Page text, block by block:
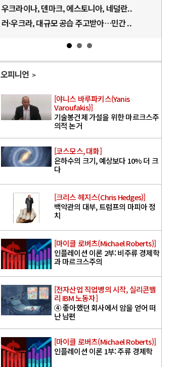
트럼프, 이란 압박수단 한계 직면
하마스, 가자 통치권 이양으로 휴전 의지..
오피니언
[야니스 바루파키스(Yanis
Varoufakis)]
기술봉건제 가설을 위한 마르크스주
의적 논거
[코스모스, 대화]
은하수의 크기, 예상보다 10% 더 크
다
[크리스 헤지스(Chris Hedges)]
백악관의 대부, 트럼프의 마피아 정
치
[마이클 로버츠(Michael Roberts)]
인플레이션 이론 2부: 비주류 경제학
과 마르크스주의
[전자산업 직업병의 시작, 실리콘밸
리 IBM 노동자]
④ 좋아했던 회사에서 암을 얻어 떠
난 남편
[마이클 로버츠(Michael Roberts)]
인플레이션 이론 1부: 주류 경제학